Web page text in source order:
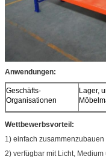
Anwendungen:
Geschäfts-
Organisationen
Lager,
Wettbewerbsvorteil:
1) einfach
2) verfügbar mit Licht,